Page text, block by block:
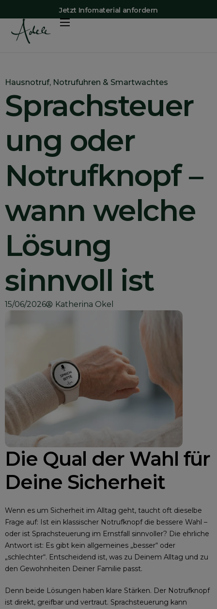
Jetzt Infomaterial anfordern
Vorteile
Preise
Adele-App
Mehr Erfahren
Kontakt
Hausnotruf, Notrufuhren & Smartwachtes
Sprachsteuer
ung oder
Notrufknopf –
wann welche
Lösung
sinnvoll ist
15/06/2026 Katherina Okel
Die Qual der Wahl für
Deine Sicherheit
Wenn es um Sicherheit im Alltag geht, taucht oft dieselbe
Frage auf: Ist ein klassischer Notrufknopf die bessere Wahl –
oder ist Sprachsteuerung im Ernstfall sinnvoller? Die ehrliche
Antwort ist: Es gibt kein allgemeines „besser“ oder
„schlechter“. Entscheidend ist, was zu Deinem Alltag und zu
den Gewohnheiten Deiner Familie passt.
Denn beide Lösungen haben klare Stärken. Der Notrufknopf
ist direkt, greifbar und vertraut. Sprachsteuerung kann